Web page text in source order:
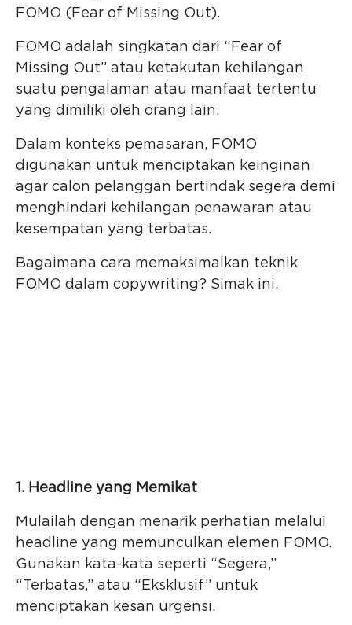
FOMO (Fear of Missing Out).
FOMO adalah singkatan dari “Fear of
Missing Out” atau ketakutan kehilangan
suatu pengalaman atau manfaat tertentu
yang dimiliki oleh orang lain.
Dalam konteks pemasaran, FOMO
digunakan untuk menciptakan keinginan
agar calon pelanggan bertindak segera demi
menghindari kehilangan penawaran atau
kesempatan yang terbatas.
Bagaimana cara memaksimalkan teknik
FOMO dalam copywriting? Simak ini.
1. Headline yang Memikat
Mulailah dengan menarik perhatian melalui
headline yang memunculkan elemen FOMO.
Gunakan kata-kata seperti “Segera,”
“Terbatas,” atau “Eksklusif” untuk
menciptakan kesan urgensi.